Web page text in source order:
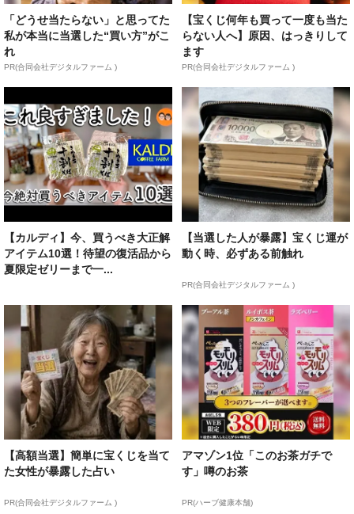
「どうせ当たらない」と思ってた
私が本当に当選した“買い方”がこ
れ
PR(合同会社デジタルファーム )
【宝くじ何年も買って一度も当た
らない人へ】原因、はっきりして
ます
PR(合同会社デジタルファーム )
【カルディ】今、買うべき大正解
アイテム10選！待望の復活品から
夏限定ゼリーまで一...
【当選した人が暴露】宝くじ運が
動く時、必ずある前触れ
PR(合同会社デジタルファーム )
【高額当選】簡単に宝くじを当て
た女性が暴露した占い
PR(合同会社デジタルファーム )
アマゾン1位「このお茶ガチで
す」噂のお茶
PR(ハーブ健康本舗)